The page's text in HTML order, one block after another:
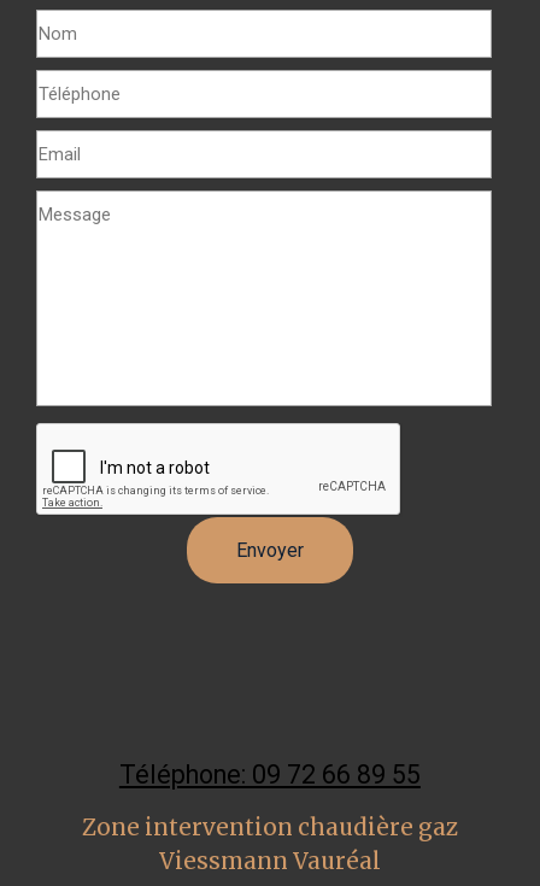
Téléphone: 09 72 66 89 55
Zone intervention chaudière gaz
Viessmann Vauréal